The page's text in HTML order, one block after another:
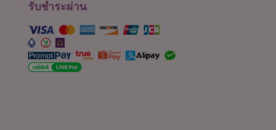
รับชำระผ่าน